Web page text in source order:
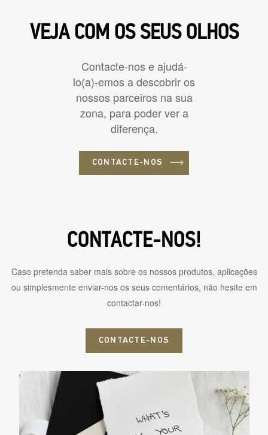
VEJA COM OS SEUS OLHOS
Contacte-nos e ajudá-
lo(a)-emos a descobrir os
nossos parceiros na sua
zona, para poder ver a
diferença.
CONTACTE-NOS
CONTACTE-NOS!
Caso pretenda saber mais sobre os nossos produtos, aplicações
ou simplesmente enviar-nos os seus comentários, não hesite em
contactar-nos!
CONTACTE-NOS